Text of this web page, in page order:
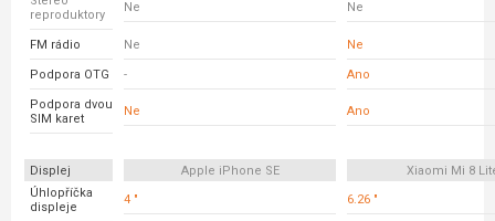
reproduktory
Ne Ne
FM rádio Ne Ne
Podpora OTG - Ano
Podpora dvou
SIM karet
Ne Ano
Displej Apple iPhone SE
Xiaomi Mi 8
Úhlopříčka
displeje
4 " 6.26 "